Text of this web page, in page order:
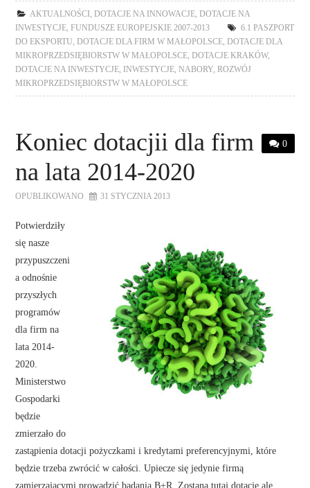
AKTUALNOŚCI ,DOTACJE NA INNOWACJE ,DOTACJE NA
INWESTYCJE ,FUNDUSZE EUROPEJSKIE 2007-2013
6.1 PASZPORT
DO EKSPORTU ,DOTACJE DLA FIRM W MAŁOPOLSCE ,DOTACJE DLA
MIKROPRZEDSIĘBIORSTW W MAŁOPOLSCE ,DOTACJE KRAKÓW,
DOTACJE NA INWESTYCJE
INWESTYCJE ,NABORY ,ROZWÓJ
MIKROPRZEDSIĘBIORSTW W MAŁOPOLSCE
0
Koniec dotacjii dla firm
na lata 2014-2020
OPUBLIKOWANO 31 STYCZNIA 2013
Potwierdziły
się nasze
przypuszczeni
a odnośnie
przyszłych
programów
dla firm na
lata 2014-
2020.
Ministerstwo
Gospodarki
będzie
zmierzało do
zastąpienia dotacji pożyczkami i kredytami preferencyjnymi, które
będzie trzeba zwrócić w całości. Upiecze się jedynie firmą
zamierzającymi prowadzić badania B+R. Zostaną tutaj dotacje ale